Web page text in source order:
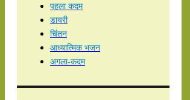
पहला कदम
डायरी
चिंतन
आध्यात्मिक भजन
अगला-कदम